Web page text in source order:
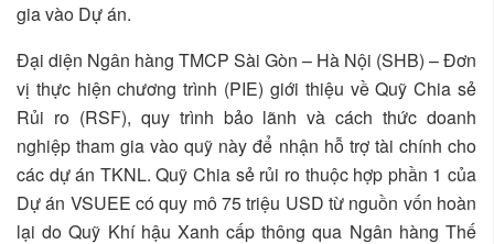
gia vào Dự án.
Đại diện Ngân hàng TMCP Sài Gòn – Hà Nội (SHB) – Đơn
vị thực hiện chương trình (PIE) giới thiệu về Quỹ Chia sẻ
Rủi ro (RSF), quy trình bảo lãnh và cách thức doanh
nghiệp tham gia vào quỹ này để nhận hỗ trợ tài chính cho
các dự án TKNL. Quỹ Chia sẻ rủi ro thuộc hợp phần 1 của
Dự án VSUEE có quy mô 75 triệu USD từ nguồn vốn hoàn
lại do Quỹ Khí hậu Xanh cấp thông qua Ngân hàng Thế